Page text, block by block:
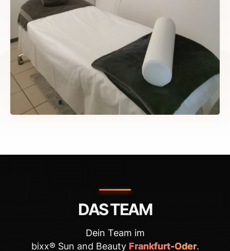
DAS TEAM
Dein Team im
bixx® Sun and Beauty Frankfurt-Oder.